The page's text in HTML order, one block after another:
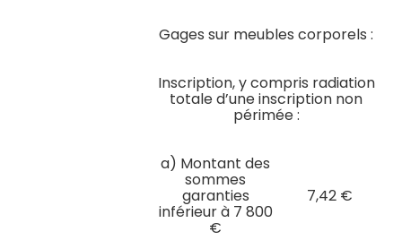
Gages sur meubles corporels :
Inscription, y compris radiation
totale d’une inscription non
périmée :
a) Montant des
sommes
garanties
inférieur à 7 800
€
7,42 €